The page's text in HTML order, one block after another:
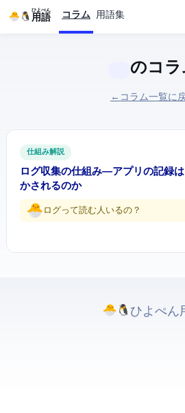
IT用語
ひよぺん コラム 用語集
のコラ
← コラム一覧に
仕組み解説
ログ収集の仕組み ― アプリの記録
かされるのか
ログって読む人いるの…？
ひよぺんIT用語. All